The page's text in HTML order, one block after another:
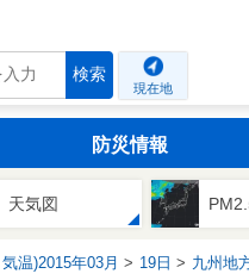
検索
現在地
防災情報
天気図
温)2015年03月 19日 九州地